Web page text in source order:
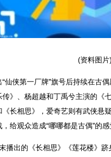
(资料图片)
仙侠第一厂牌”旗号后持续在古
》、杨超越和丁禹兮主演的《
《长相思》，爱奇艺则有武侠
给观众造成“哪哪都是古偶”的感
播出的《长相思》《莲花楼》